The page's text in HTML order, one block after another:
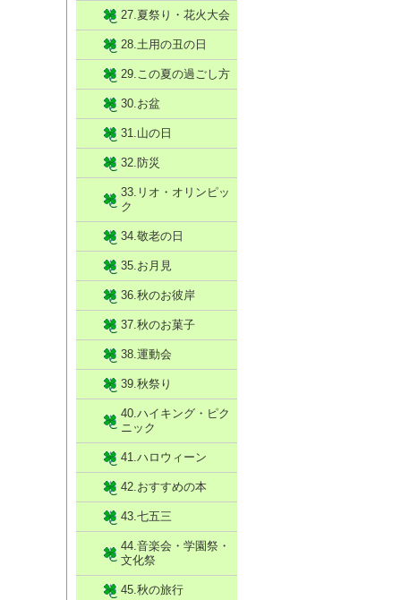
27.夏祭り・花火大会
28.土用の丑の日
29.この夏の過ごし方
30.お盆
31.山の日
32.防災
33.リオ・オリンピッ
ク
34.敬老の日
35.お月見
36.秋のお彼岸
37.秋のお菓子
38.運動会
39.秋祭り
40.ハイキング・ピク
ニック
41.ハロウィーン
42.おすすめの本
43.七五三
44.音楽会・学園祭・
文化祭
45.秋の旅行